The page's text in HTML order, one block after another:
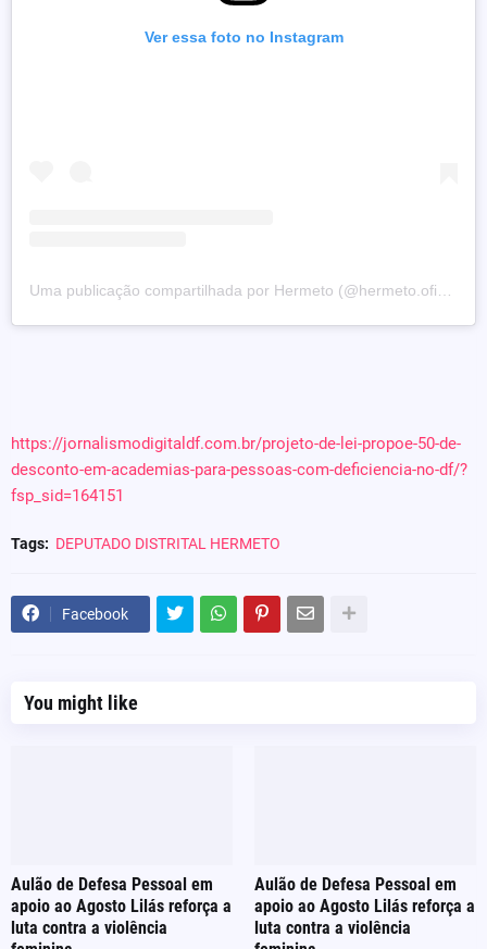
Ver essa foto no Instagram
https://jornalismodigitaldf.com.br/projeto-de-lei-propoe-50-de-
desconto-em-academias-para-pessoas-com-deficiencia-no-df/?
fsp_sid=164151
Tags: DEPUTADO DISTRITAL HERMETO
Facebook
You might like
Aulão de Defesa Pessoal em
apoio ao Agosto Lilás reforça a
luta contra a violência
Aulão de Defesa Pessoal em
apoio ao Agosto Lilás reforça a
luta contra a violência